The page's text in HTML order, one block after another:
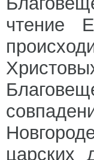
чтение
царских